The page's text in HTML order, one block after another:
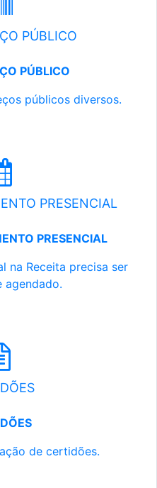
PÚBLICO
PÚBLICO
públicos diversos.
PRESENCIAL
PRESENCIAL
na Receita precisa ser
agendado.
de certidões.